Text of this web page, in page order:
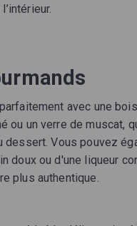
avec une
ou un verre de muscat,
dessert. Vous pouvez
doux ou d'une liqueur
plus authentique.